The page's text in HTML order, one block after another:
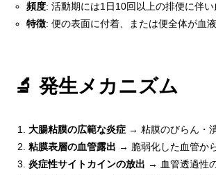
頻度: 活動期には1日10回以上の排便に伴
特徴: 便の表面に付着、または便全体が血
🔬 発生メカニズム
大腸粘膜の広範な炎症 → 粘膜のびらん・
粘膜表層の血管露出 → 脆弱化した血管か
炎症性サイトカインの放出 → 血管透過性